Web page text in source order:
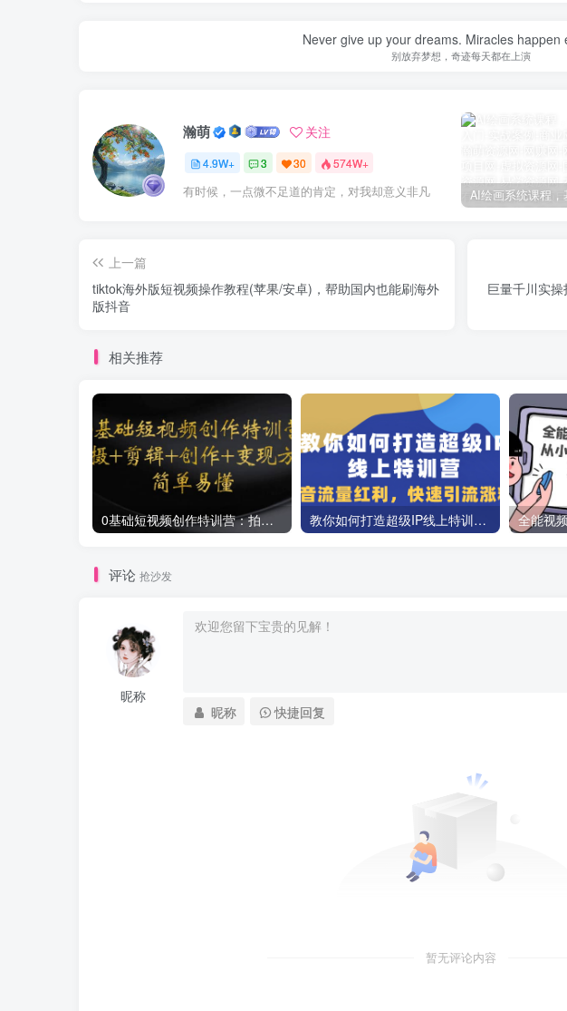
Never give up your dreams. Miracles happen
别放弃梦想，奇迹每天都在上演
瀚萌 关注
4.9W+ 3 30 574W+
有时候，一点微不足道的肯定，对我却意义非凡
上一篇
tiktok海外版短视频操作教程(苹果/安卓)，帮助国内也能刷海外
版抖音
巨量千川实
相关推荐
0基础短视频创作特训营：拍摄+剪辑+创作+变现方法 教你如何打造超级IP线上特训营，抖音流量红利新机遇
评论 抢沙发
昵称
昵称 快捷回复
暂无评论内容